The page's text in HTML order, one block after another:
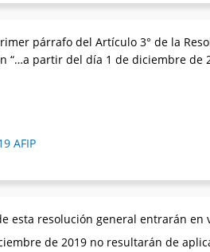
párrafo del Artículo 3° de la
“…a partir del día 1 de diciembre de
AFIP
esta resolución general entrarán
de 2019 no resultarán de